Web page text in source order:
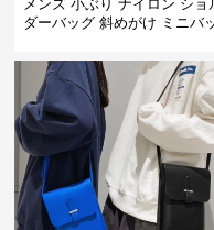
メンズ 小ぶり ナイロン ショ
ダーバッグ 斜めがけ ミニバ